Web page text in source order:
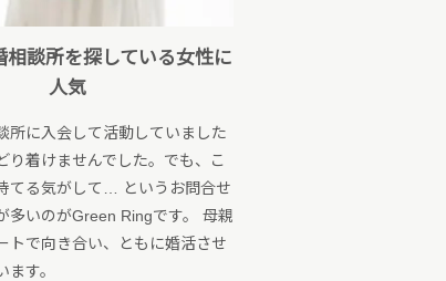
相談所を探している女性に
人気
所に入会して活動していました
り着けませんでした。でも、こ
てる気がして… というお問合せ
多いのがGreen Ringです。 母親
トで向き合い、ともに婚活させ
す。